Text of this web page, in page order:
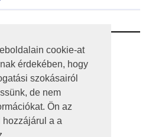
cookie-at
érdekében, hogy
szokásairól
de nem
Ön az
a a